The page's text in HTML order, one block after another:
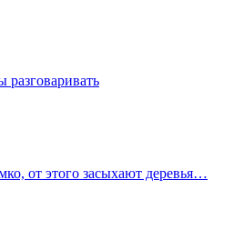
от этого засыхают деревья…